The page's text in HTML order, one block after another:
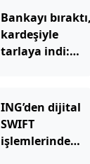
uzmanlar
açıkladı
Bankayı bıraktı,
kardeşiyle
tarlaya indi:
ING’den dijital
SWIFT
işlemlerinde